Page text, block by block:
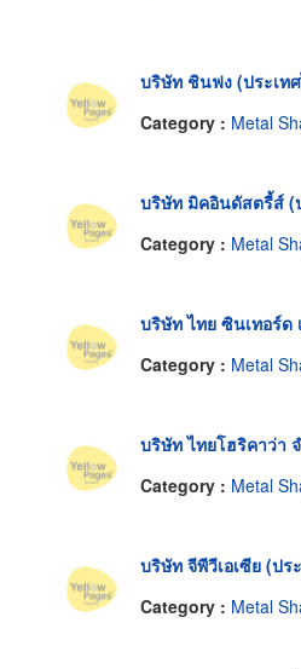
บริษัท ชินฟง (ประเท
Category : Metal
บริษัท มิคอินดัสตรี้ส์ (
Category : Metal
บริษัท ไทย ซินเทอร์ด
Category : Metal
บริษัท ไทยโฮริคาว่า
Category : Metal
บริษัท จีพีวีเอเซีย (ปร
Category : Metal